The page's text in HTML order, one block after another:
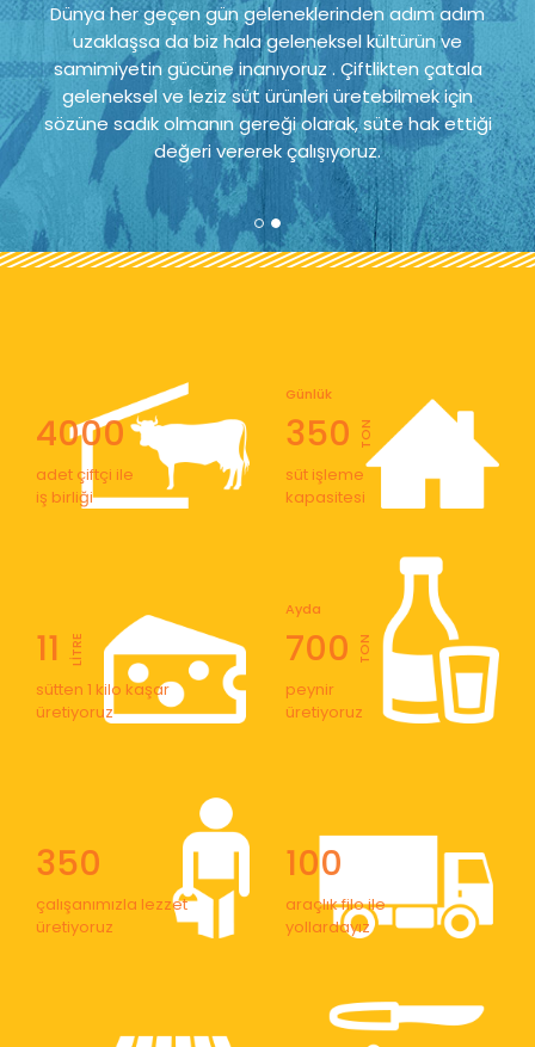
Dünya her geçen gün geleneklerinden adım adım
uzaklaşsa da biz hala geleneksel kültürün ve
samimiyetin gücüne inanıyoruz . Çiftlikten çatala
geleneksel ve leziz süt ürünleri üretebilmek için
sözüne sadık olmanın gereği olarak, süte hak ettiği
değeri vererek çalışıyoruz.
4000
adet çiftçi ile
iş birliği
350
Günlük
TON
süt işleme
kapasitesi
11 LİTRE
sütten 1 kilo kaşar
üretiyoruz
700
Ayda
TON
peynir
üretiyoruz
350
çalışanımızla lezzet
üretiyoruz
100
araçlık filo ile
yollardayız